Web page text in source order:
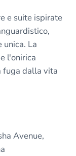
e suite ispirate
La
l'onirica
fuga dalla vita
Avenue,